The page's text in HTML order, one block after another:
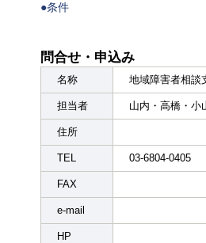
●条件
問合せ・申込み
名称 地域障害者相談
担当者 山内・高橋・小
住所
TEL 03-6804-0405
FAX
e-mail
HP